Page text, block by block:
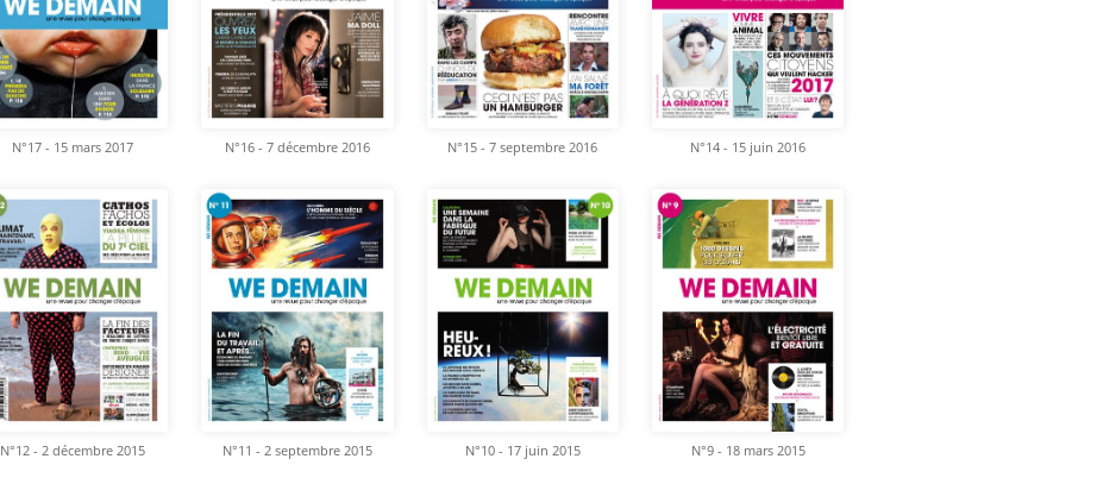
N°17 - 15 mars 2017 N°16 - 7 décembre 2016 N°15 - 7 septembre 2016 N°14 - 15 juin 2016
N°12 - 2 décembre 2015 N°11 - 2 septembre 2015 N°10 - 17 juin 2015 N°9 - 18 mars 2015